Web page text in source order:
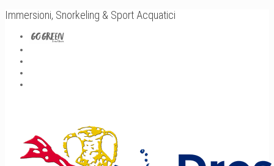
Immersioni, Snorkeling & Sport Acquatici